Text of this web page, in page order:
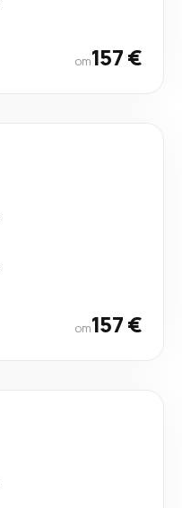
от157 €
от157 €